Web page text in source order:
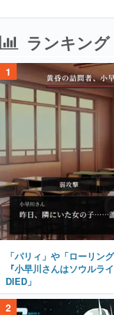
ランキング
1
「パリィ」や「ローリン
『小早川さんはソウルラ
DIED」
2